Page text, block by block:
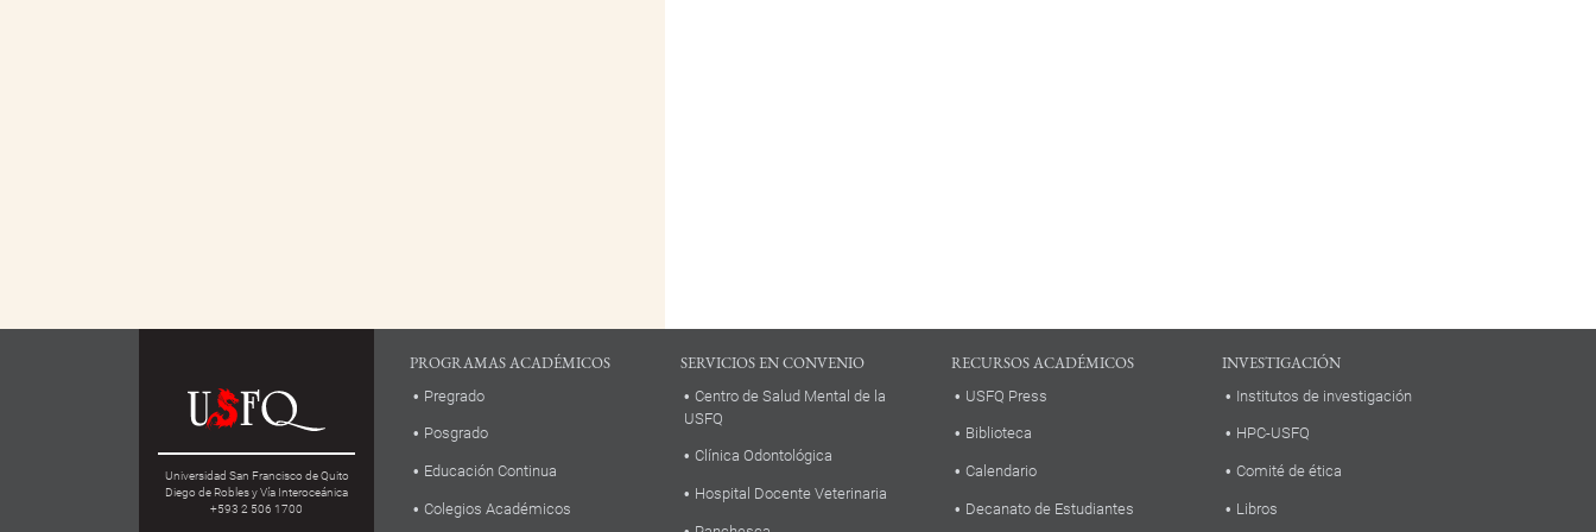
Universidad San Francisco de Quito
Diego de Robles y Vía Interoceánica
+593 2 506 1700
PROGRAMAS ACADÉMICOS
Pregrado
Posgrado
Educación Continua
Colegios Académicos
SERVICIOS EN CONVENIO
Centro de Salud Mental de la
USFQ
Clínica Odontológica
Hospital Docente Veterinaria
RECURSOS ACADÉMICOS
USFQ Press
Biblioteca
Calendario
Decanato de Estudiantes
INVESTIGACIÓN
Institutos de investigación
HPC-USFQ
Comité de ética
Libros